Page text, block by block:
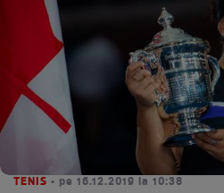
TENIS • pe 16.12.2019 la 10:38